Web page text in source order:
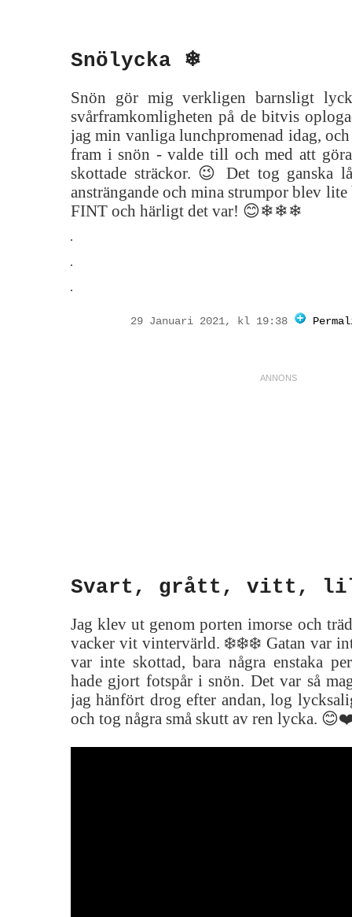
Snölycka ❄
Snön gör mig verkligen barnsligt
svårframkomligheten på de bitvis
jag min vanliga lunchpromenad idag,
fram i snön - valde till och med att
skottade sträckor. 😉 Det tog ganska
ansträngande och mina strumpor blev
FINT och härligt det var! 😊❄❄❄
29 Januari 2021, kl 19:38
Svart, grått, vitt,
Jag klev ut genom porten imorse och
vacker vit vintervärld. ❄️❄️❄️ Gatan var
var inte skottad, bara några enstaka
hade gjort fotspår i snön. Det var så
jag hänfört drog efter andan, log
och tog några små skutt av ren lycka.